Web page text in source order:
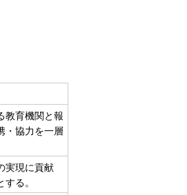
教育機関と報
・協力を一層
実現に貢献
る。